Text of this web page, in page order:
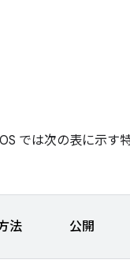
では次の表に示す
法 公開